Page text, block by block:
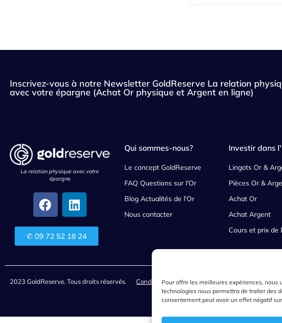
Pour offrir les meilleures expériences,
technologies nous permettra de traiter des
consentement peut avoir un effet négatif
Inscrivez-vous à notre Newsletter GoldReserve La relation
avec votre épargne (Achat Or physique et Argent en ligne)
La relation physique avec votre
épargne
✆ 09 72 52 18 24
Qui sommes-nous?
Le concept GoldReserve
FAQ Questions sur l'Or
Blog Actualités de l'Or
Nous contacter
Investir dans
Lingots Or &
Pièces Or &
Achat Or
Achat Argent
Cours et prix de
2023 GoldReserve. Tous droits réservés. Conditions générales de venteMentions légales